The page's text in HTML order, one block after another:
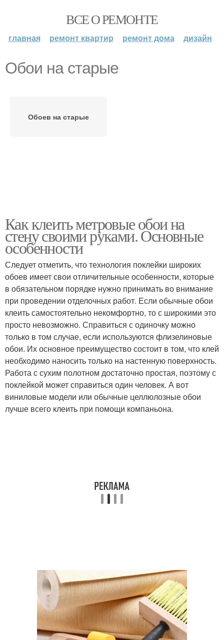
ВСЕ О РЕМОНТЕ
главная ремонт квартир ремонт дома дизайн
Обои на старые
Обоев на старые
Как клеить метровые обои на
стену своими руками. Основные
особенности
Следует отметить, что технология поклейки широких
обоев имеет свои отличительные особенности, которые
в обязательном порядке нужно принимать во внимание
при проведении отделочных работ. Если обычные обои
клеить самостоятельно некомфортно, то с широкими это
просто невозможно. Справиться с одиночку можно
только в том случае, если используются флизелиновые
обои. Их основное преимущество состоит в том, что клей
необходимо наносить только на настенную поверхность.
Работа с сухим полотном достаточно простая, поэтому с
поклейкой может справиться один человек. А вот
виниловые модели или обычные целлюлозные обои
лучше всего клеить при помощи компаньона.